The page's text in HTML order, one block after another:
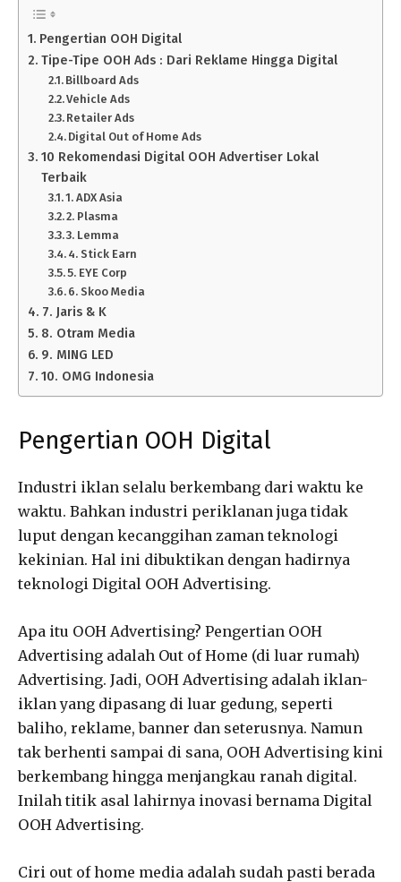
Pengertian OOH Digital
Tipe-Tipe OOH Ads : Dari Reklame Hingga Digital
Billboard Ads
Vehicle Ads
Retailer Ads
Digital Out of Home Ads
10 Rekomendasi Digital OOH Advertiser Lokal
Terbaik
1. ADX Asia
2. Plasma
3. Lemma
4. Stick Earn
5. EYE Corp
6. Skoo Media
7. Jaris & K
8. Otram Media
9. MING LED
10. OMG Indonesia
Pengertian OOH Digital
Industri iklan selalu berkembang dari waktu ke
waktu. Bahkan industri periklanan juga tidak
luput dengan kecanggihan zaman teknologi
kekinian. Hal ini dibuktikan dengan hadirnya
teknologi Digital OOH Advertising.
Apa itu OOH Advertising? Pengertian OOH
Advertising adalah Out of Home (di luar rumah)
Advertising. Jadi, OOH Advertising adalah iklan-
iklan yang dipasang di luar gedung, seperti
baliho, reklame, banner dan seterusnya. Namun
tak berhenti sampai di sana, OOH Advertising kini
berkembang hingga menjangkau ranah digital.
Inilah titik asal lahirnya inovasi bernama Digital
OOH Advertising.
Ciri out of home media adalah sudah pasti berada